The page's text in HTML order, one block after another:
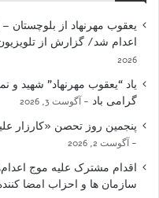
یعقوب مهرنهاد از بلوچستان
اعدام شد/ گزارش از
2026
یاد “یعقوب مهرنهاد” شهید و
گرامی باد
آگوست 3, 2026
پنجمین روز تحصن «کارزار
آگوست 2, 2026
اقدام مشترک علیه موج
سازمان ها و احزاب امضا